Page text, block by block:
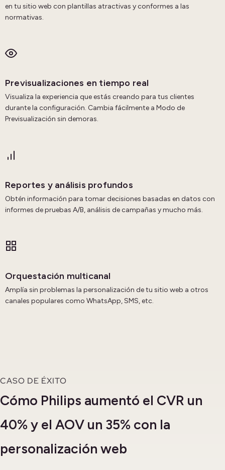
en tu sitio web con plantillas atractivas y conformes a las
normativas.
Previsualizaciones en tiempo real
Visualiza la experiencia que estás creando para tus clientes
durante la configuración. Cambia fácilmente a Modo de
Previsualización sin demoras.
Reportes y análisis profundos
Obtén información para tomar decisiones basadas en datos con
informes de pruebas A/B, análisis de campañas y mucho más.
Orquestación multicanal
Amplía sin problemas la personalización de tu sitio web a otros
canales populares como WhatsApp, SMS, etc.
CASO DE ÉXITO
Cómo Philips aumentó el CVR un
40% y el AOV un 35% con la
personalización web